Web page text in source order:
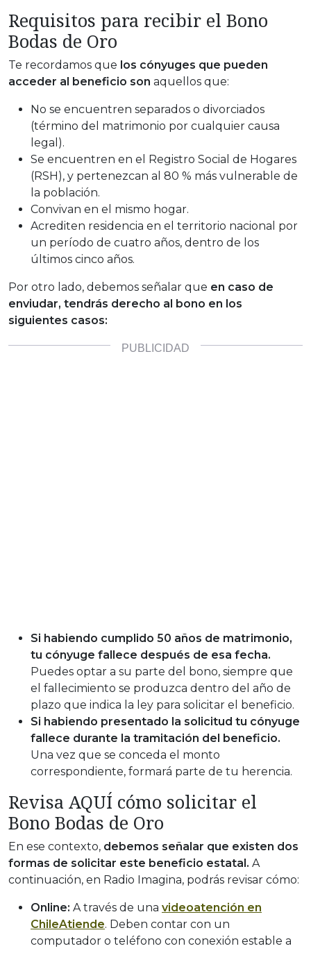
Requisitos para recibir el Bono
Bodas de Oro
Te recordamos que los cónyuges que pueden
acceder al beneficio son aquellos que:
No se encuentren separados o divorciados
(término del matrimonio por cualquier causa
legal).
Se encuentren en el Registro Social de Hogares
(RSH), y pertenezcan al 80 % más vulnerable de
la población.
Convivan en el mismo hogar.
Acrediten residencia en el territorio nacional por
un período de cuatro años, dentro de los
últimos cinco años.
Por otro lado, debemos señalar que en caso de
enviudar, tendrás derecho al bono en los
siguientes casos:
Si habiendo cumplido 50 años de matrimonio,
tu cónyuge fallece después de esa fecha.
Puedes optar a su parte del bono, siempre que
el fallecimiento se produzca dentro del año de
plazo que indica la ley para solicitar el beneficio.
Si habiendo presentado la solicitud tu cónyuge
fallece durante la tramitación del beneficio.
Una vez que se conceda el monto
correspondiente, formará parte de tu herencia.
Revisa AQUÍ cómo solicitar el
Bono Bodas de Oro
En ese contexto, debemos señalar que existen dos
formas de solicitar este beneficio estatal. A
continuación, en Radio Imagina, podrás revisar cómo:
Online: A través de una videoatención en
ChileAtiende. Deben contar con un
computador o teléfono con conexión estable a